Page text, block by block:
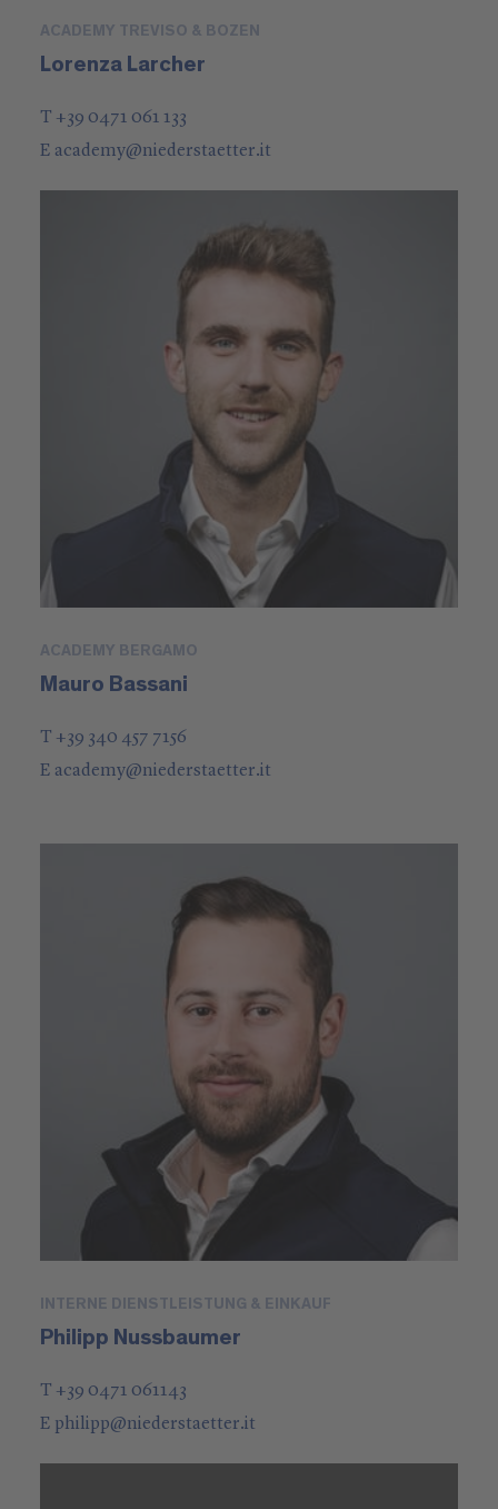
ACADEMY TREVISO & BOZEN
Lorenza Larcher
T +39 0471 061 133
E academy@niederstaetter.it
ACADEMY BERGAMO
Mauro Bassani
T +39 340 457 7156
E academy@niederstaetter.it
INTERNE DIENSTLEISTUNG & EINKAUF
Philipp Nussbaumer
T +39 0471 061143
E philipp@niederstaetter.it